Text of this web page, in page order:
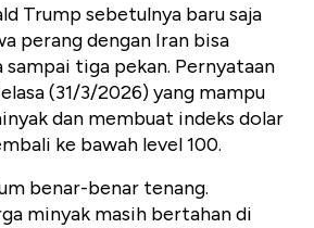
Trump sebetulnya baru saja
perang dengan Iran bisa
sampai tiga pekan. Pernyataan
(31/3/2026) yang mampu
dan membuat indeks dolar
ke bawah level 100.
benar-benar tenang.
minyak masih bertahan di